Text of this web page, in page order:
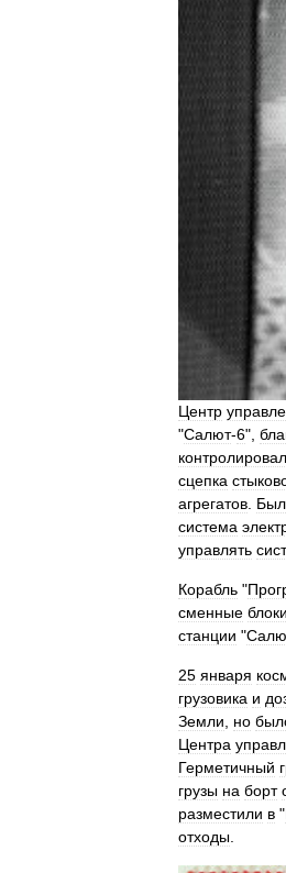
Центр
"Салют-6",
сцепка
агрегатов
система
управлять
Корабль "
сменные блоки
станции "
25 января
грузовика и
Земли
но
Центра
Герметичный
грузы на борт
разместили в "
отходы